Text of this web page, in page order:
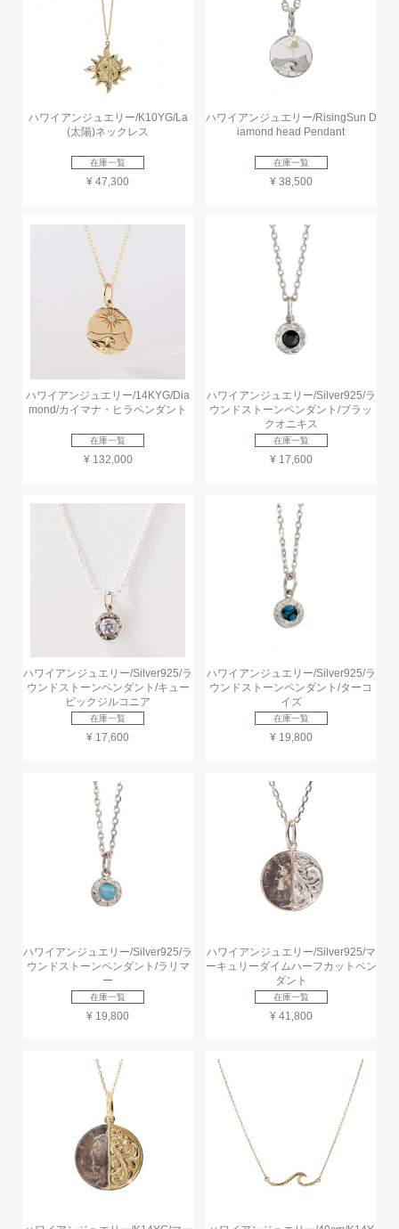
ハワイアンジュエリー/K10YG/La
(太陽)ネックレス
在庫一覧
¥ 47,300
ハワイアンジュエリー/RisingSun D
iamond head Pendant
在庫一覧
¥ 38,500
ハワイアンジュエリー/14KYG/Dia
mond/カイマナ・ヒラペンダント
在庫一覧
¥ 132,000
ハワイアンジュエリー/Silver925/ラ
ウンドストーンペンダント/ブラッ
クオニキス
在庫一覧
¥ 17,600
ハワイアンジュエリー/Silver925/ラ
ウンドストーンペンダント/キュー
ビックジルコニア
在庫一覧
¥ 17,600
ハワイアンジュエリー/Silver925/ラ
ウンドストーンペンダント/ターコ
イズ
在庫一覧
¥ 19,800
ハワイアンジュエリー/Silver925/ラ
ウンドストーンペンダント/ラリマ
ー
在庫一覧
¥ 19,800
ハワイアンジュエリー/Silver925/マ
ーキュリーダイムハーフカットペン
ダント
在庫一覧
¥ 41,800